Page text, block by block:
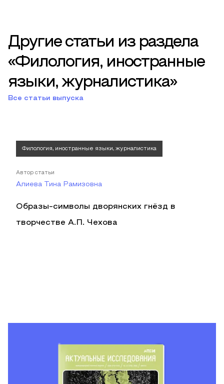
Другие статьи из раздела
«Филология, иностранные
языки, журналистика»
Все статьи выпуска
Филология, иностранные языки, журналистика
Автор статьи
Алиева Тина Рамизовна
Образы-символы дворянских гнёзд в
творчестве А.П. Чехова